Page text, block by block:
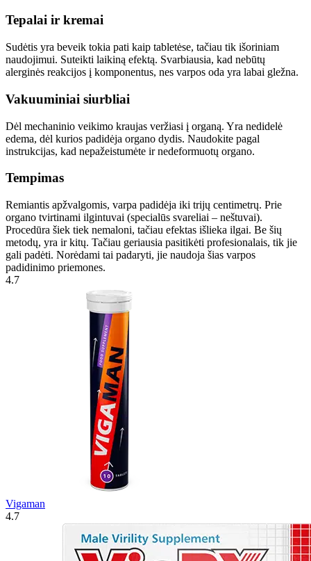
Tepalai ir kremai
Sudėtis yra beveik tokia pati kaip tabletėse, tačiau tik išoriniam
naudojimui. Suteikti laikiną efektą. Svarbiausia, kad nebūtų
alerginės reakcijos į komponentus, nes varpos oda yra labai gležna.
Vakuuminiai siurbliai
Dėl mechaninio veikimo kraujas veržiasi į organą. Yra nedidelė
edema, dėl kurios padidėja organo dydis. Naudokite pagal
instrukcijas, kad nepažeistumėte ir nedeformuotų organo.
Tempimas
Remiantis apžvalgomis, varpa padidėja iki trijų centimetrų. Prie
organo tvirtinami ilgintuvai (specialūs svareliai – neštuvai).
Procedūra šiek tiek nemaloni, tačiau efektas išlieka ilgai. Be šių
metodų, yra ir kitų. Tačiau geriausia pasitikėti profesionalais, tik jie
gali padėti. Norėdami tai padaryti, jie naudoja šias varpos
padidinimo priemones.
4.7
Vigaman
4.7